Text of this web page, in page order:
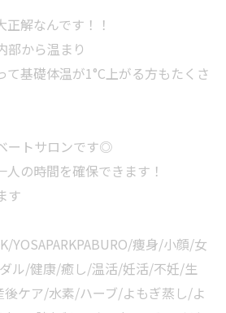
解なんです！！
部から温まり
基礎体温が1°C上がる方もたくさ
ートサロンです◎
の時間を確保できます！
す
YOSAPARKPABURO/痩身/小顔/女
ル/健康/癒し/温活/妊活/不妊/生
ケア/水素/ハーブ/よもぎ蒸し/よ